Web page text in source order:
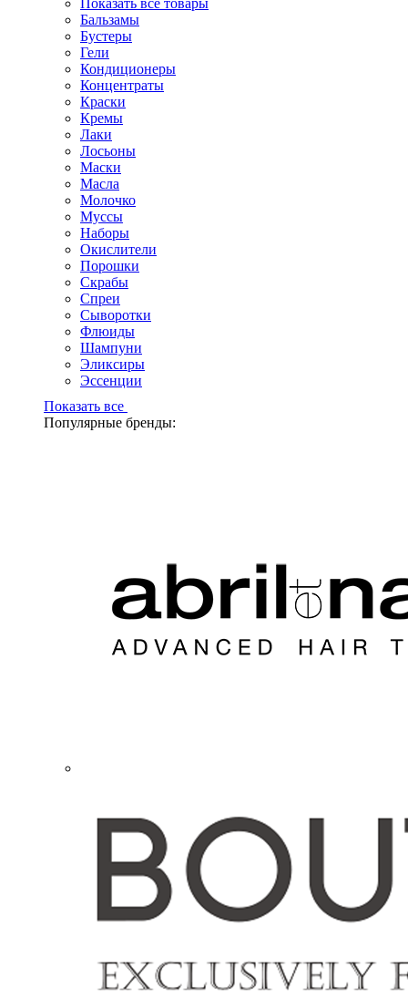
Показать все товары
Бальзамы
Бустеры
Гели
Кондиционеры
Концентраты
Краски
Кремы
Лаки
Лосьоны
Маски
Масла
Молочко
Муссы
Наборы
Окислители
Порошки
Скрабы
Спреи
Сыворотки
Флюиды
Шампуни
Эликсиры
Эссенции
Показать все
Популярные бренды: